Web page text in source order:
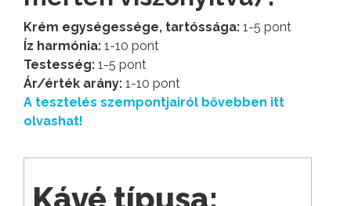
Krém egységessége, tartóssága: 1-5 pont
Íz harmónia: 1-10 pont
Testesség: 1-5 pont
Ár/érték arány: 1-10 pont
A tesztelés szempontjairól bővebben itt
olvashat!